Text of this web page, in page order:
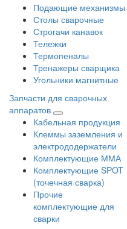
Подающие механизмы
Столы сварочные
Строгачи канавок
Тележки
Термопеналы
Тренажеры сварщика
Угольники магнитные
Запчасти для сварочных
аппаратов
Кабельная продукция
Клеммы заземления и
электрододержатели
Комплектующие ММА
Комплектующие SPOT
(точечная сварка)
Прочие
комплектующие для
сварки